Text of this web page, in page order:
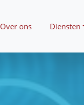
Over ons Diensten